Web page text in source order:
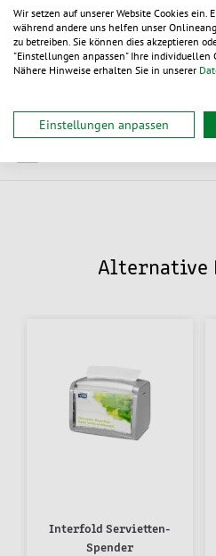
für ca. 275 Servietten
Zur Bestelltabelle ↑
Alternative
Interfold Servietten-
Spender
Wir setzen auf unserer Website Cookies ein.
während andere uns helfen unser
zu betreiben. Sie können dies akzeptieren
"Einstellungen anpassen" Ihre individuellen
Nähere Hinweise erhalten Sie in unserer
Einstellungen anpassen